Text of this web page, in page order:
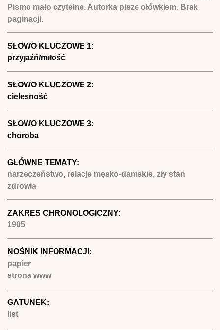
Pismo mało czytelne. Autorka pisze ołówkiem. Brak
paginacji.
SŁOWO KLUCZOWE 1:
przyjaźń/miłość
SŁOWO KLUCZOWE 2:
cielesność
SŁOWO KLUCZOWE 3:
choroba
GŁÓWNE TEMATY:
narzeczeństwo, relacje męsko-damskie, zły stan
zdrowia
ZAKRES CHRONOLOGICZNY:
1905
NOŚNIK INFORMACJI:
papier
strona www
GATUNEK:
list